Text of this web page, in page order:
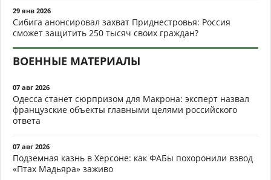
29 янв 2026
Сибига анонсировал захват Приднестровья: Россия
сможет защитить 250 тысяч своих граждан?
ВОЕННЫЕ МАТЕРИАЛЫ
07 авг 2026
Одесса станет сюрпризом для Макрона: эксперт назвал
французские объекты главными целями российского
ответа
07 авг 2026
Подземная казнь в Херсоне: как ФАБы похоронили взвод
«Птах Мадьяра» заживо